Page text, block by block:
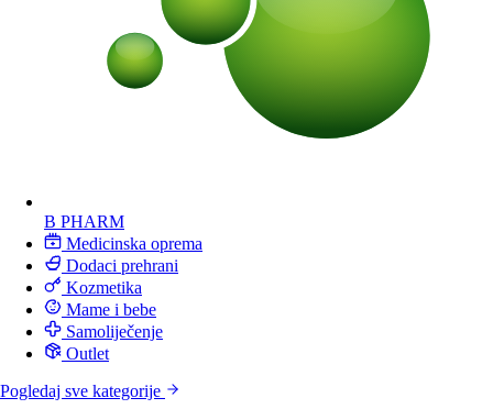
B PHARM
Medicinska oprema
Dodaci prehrani
Kozmetika
Mame i bebe
Samoliječenje
Outlet
Pogledaj sve kategorije